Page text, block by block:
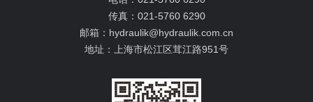
传真： 021-5760 6290
邮箱： hydraulik@hydraulik.com.cn
地址：
上海市松江区茸江路951号